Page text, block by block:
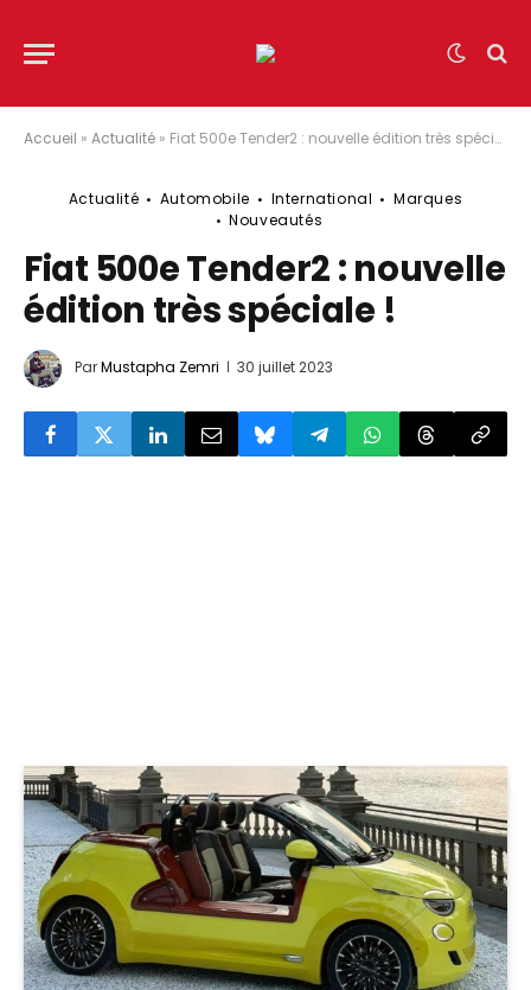
Accueil » Actualité » Fiat 500e Tender2 : nouvelle édition très spéciale !
Actualité Automobile International
Marques
Nouveautés
Fiat 500e Tender2 : nouvelle
édition très spéciale !
ParMustapha Zemri 30 juillet 2023